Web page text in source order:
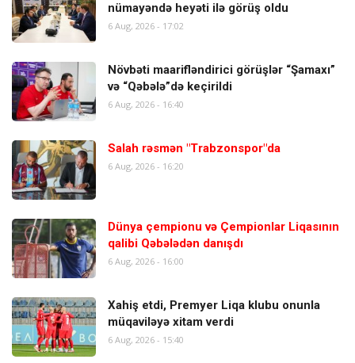
nümayəndə heyəti ilə görüş oldu
6 Aug, 2026 - 17:02
Növbəti maarifləndirici görüşlər “Şamaxı”
və “Qəbələ”də keçirildi
6 Aug, 2026 - 16:40
Salah rəsmən "Trabzonspor"da
6 Aug, 2026 - 16:20
Dünya çempionu və Çempionlar Liqasının
qalibi Qəbələdən danışdı
6 Aug, 2026 - 16:00
Xahiş etdi, Premyer Liqa klubu onunla
müqaviləyə xitam verdi
6 Aug, 2026 - 15:40